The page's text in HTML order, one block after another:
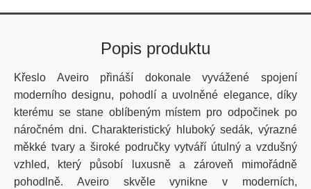
Popis produktu
Křeslo Aveiro přináší dokonale vyvážené spojení
moderního designu, pohodlí a uvolněné elegance, díky
kterému se stane oblíbeným místem pro odpočinek po
náročném dni. Charakteristický hluboký sedák, výrazné
měkké tvary a široké područky vytváří útulný a vzdušný
vzhled, který působí luxusně a zároveň mimořádně
pohodlně. Aveiro skvěle vynikne v moderních,